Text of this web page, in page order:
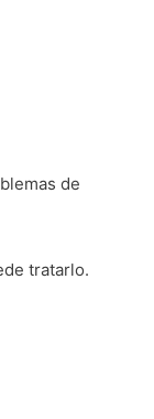
de
tratarlo.